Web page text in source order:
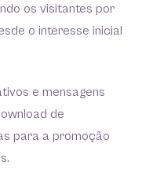
os visitantes por
o interesse inicial
e mensagens
de
para a promoção